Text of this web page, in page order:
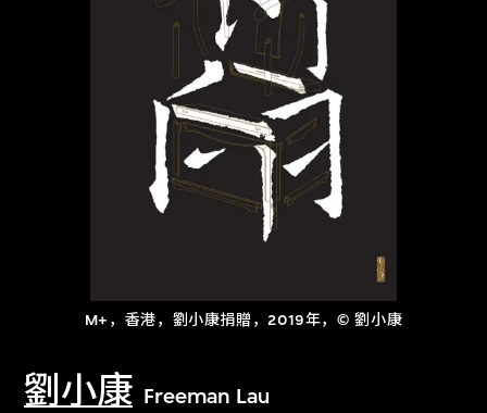
M+，香港，劉小康捐贈，2019年，© 劉小康
劉小康 Freeman Lau
关于M+藏品
探索世界顶级的二十及二十一世纪视觉